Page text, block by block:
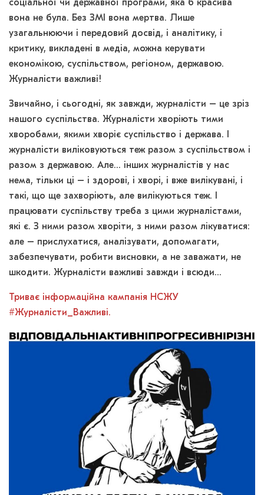
соціальної чи державної програми, яка б красива
вона не була. Без ЗМІ вона мертва. Лише
узагальнюючи і передовий досвід, і аналітику, і
критику, викладені в медіа, можна керувати
економікою, суспільством, регіоном, державою.
Журналісти важливі!
Звичайно, і сьогодні, як завжди, журналісти – це зріз
нашого суспільства. Журналісти хворіють тими
хворобами, якими хворіє суспільство і держава. І
журналісти виліковуються теж разом з суспільством і
разом з державою. Але… інших журналістів у нас
нема, тільки ці – і здорові, і хворі, і вже вилікувані, і
такі, що ще захворіють, але вилікуються теж. І
працювати суспільству треба з цими журналістами,
які є. З ними разом хворіти, з ними разом лікуватися:
але – прислухатися, аналізувати, допомагати,
забезпечувати, робити висновки, а не заважати, не
шкодити. Журналісти важливі завжди і всюди…
Триває інформаційна кампанія НСЖУ
#Журналісти_Важливі.